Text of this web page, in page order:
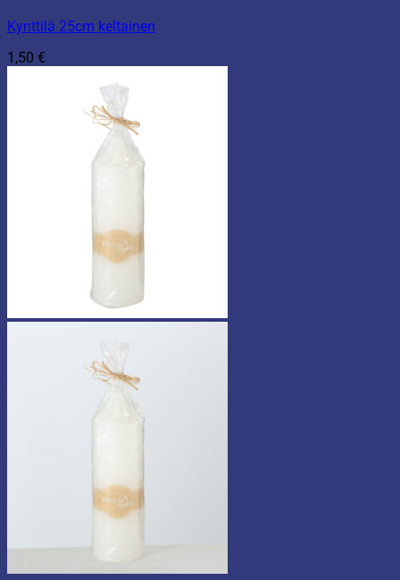
Kynttilä 25cm keltainen
1,50 €